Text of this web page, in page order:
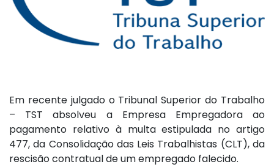
Em recente julgado o Tribunal Superior do Trabalho
– TST absolveu a Empresa Empregadora ao
pagamento relativo à multa estipulada no artigo
477, da Consolidação das Leis Trabalhistas (CLT), da
rescisão contratual de um empregado falecido.